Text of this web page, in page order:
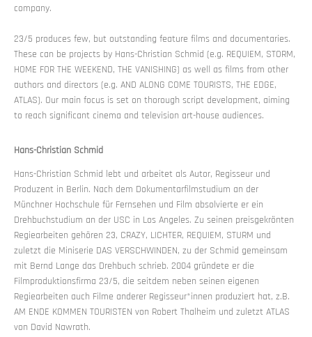
company.
23/5 produces few, but outstanding feature films and documentaries.
These can be projects by Hans-Christian Schmid (e.g. REQUIEM, STORM,
HOME FOR THE WEEKEND, THE VANISHING) as well as films from other
authors and directors (e.g. AND ALONG COME TOURISTS, THE EDGE,
ATLAS). Our main focus is set on thorough script development, aiming
to reach significant cinema and television art-house audiences.
Hans-Christian Schmid
Hans-Christian Schmid lebt und arbeitet als Autor, Regisseur und
Produzent in Berlin. Nach dem Dokumentarfilmstudium an der
Münchner Hochschule für Fernsehen und Film absolvierte er ein
Drehbuchstudium an der USC in Los Angeles. Zu seinen preisgekrönten
Regiearbeiten gehören 23, CRAZY, LICHTER, REQUIEM, STURM und
zuletzt die Miniserie DAS VERSCHWINDEN, zu der Schmid gemeinsam
mit Bernd Lange das Drehbuch schrieb. 2004 gründete er die
Filmproduktionsfirma 23/5, die seitdem neben seinen eigenen
Regiearbeiten auch Filme anderer Regisseur*innen produziert hat, z.B.
AM ENDE KOMMEN TOURISTEN von Robert Thalheim und zuletzt ATLAS
von David Nawrath.